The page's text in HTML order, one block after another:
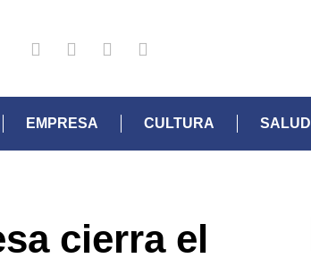
EMPRESA CULTURA SALUD
cierra el